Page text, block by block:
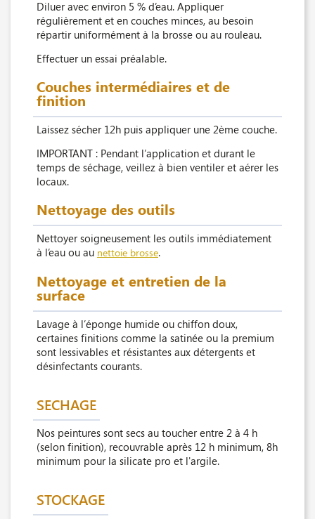
Diluer avec environ 5 % d’eau. Appliquer
régulièrement et en couches minces, au besoin
répartir uniformément à la brosse ou au rouleau.
Effectuer un essai préalable.
Couches intermédiaires et de
finition
Laissez sécher 12h puis appliquer une 2ème couche.
IMPORTANT : Pendant l’application et durant le
temps de séchage, veillez à bien ventiler et aérer les
locaux.
Nettoyage des outils
Nettoyer soigneusement les outils immédiatement
à l’eau ou au nettoie brosse.
Nettoyage et entretien de la
surface
Lavage à l’éponge humide ou chiffon doux,
certaines finitions comme la satinée ou la premium
sont lessivables et résistantes aux détergents et
désinfectants courants.
SECHAGE
Nos peintures sont secs au toucher entre 2 à 4 h
(selon finition), recouvrable après 12 h minimum, 8h
minimum pour la silicate pro et l'argile.
STOCKAGE